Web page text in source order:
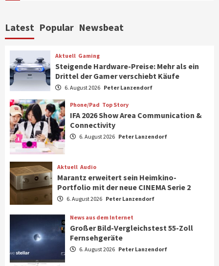
6
CHERRY baut Vertriebsteam in
7
Smart Living Top Story
Verbraucher setzen immer mehr auf
1
Aktuell Gaming
Steigende Hardware-Preise: Mehr als ein
Drittel der Gamer verschiebt Käufe
2
Phone/Pad Top Story
IFA 2026 Show Area Communication &
Aktuell Audio
Marantz erweitert sein Heimkino-
Portfolio mit der neue CINEMA Serie 2
Latest Popular Newsbeat
Aktuell Gaming
Steigende Hardware-Preise: Mehr als ein
Drittel der Gamer verschiebt Käufe
6. August 2026 Peter Lanzendorf
Phone/Pad Top Story
IFA 2026 Show Area Communication &
Connectivity
6. August 2026 Peter Lanzendorf
Aktuell Audio
Marantz erweitert sein Heimkino-
Portfolio mit der neue CINEMA Serie 2
6. August 2026 Peter Lanzendorf
News aus dem Internet
Großer Bild-Vergleichstest 55-Zoll
Fernsehgeräte
6. August 2026 Peter Lanzendorf